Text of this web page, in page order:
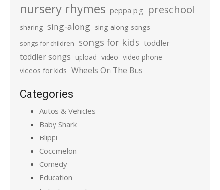
nursery rhymes peppa pig preschool
sharing sing-along sing-along songs
songs for children songs for kids toddler
toddler songs upload video video phone
videos for kids Wheels On The Bus
Categories
Autos & Vehicles
Baby Shark
Blippi
Cocomelon
Comedy
Education